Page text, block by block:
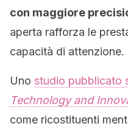
con maggiore
aperta rafforza le
capacità di attenzione.
Uno studio pubblicato
Technology and
come ricostituenti